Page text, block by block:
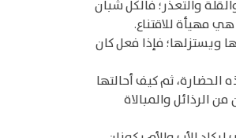
والتعذر؛ فالكل شبان
مهيأة للاقتناع.
ويستزلها؛ فإذا فعل كان
ثم كيف أحالتها
الرذائل والمبالاة